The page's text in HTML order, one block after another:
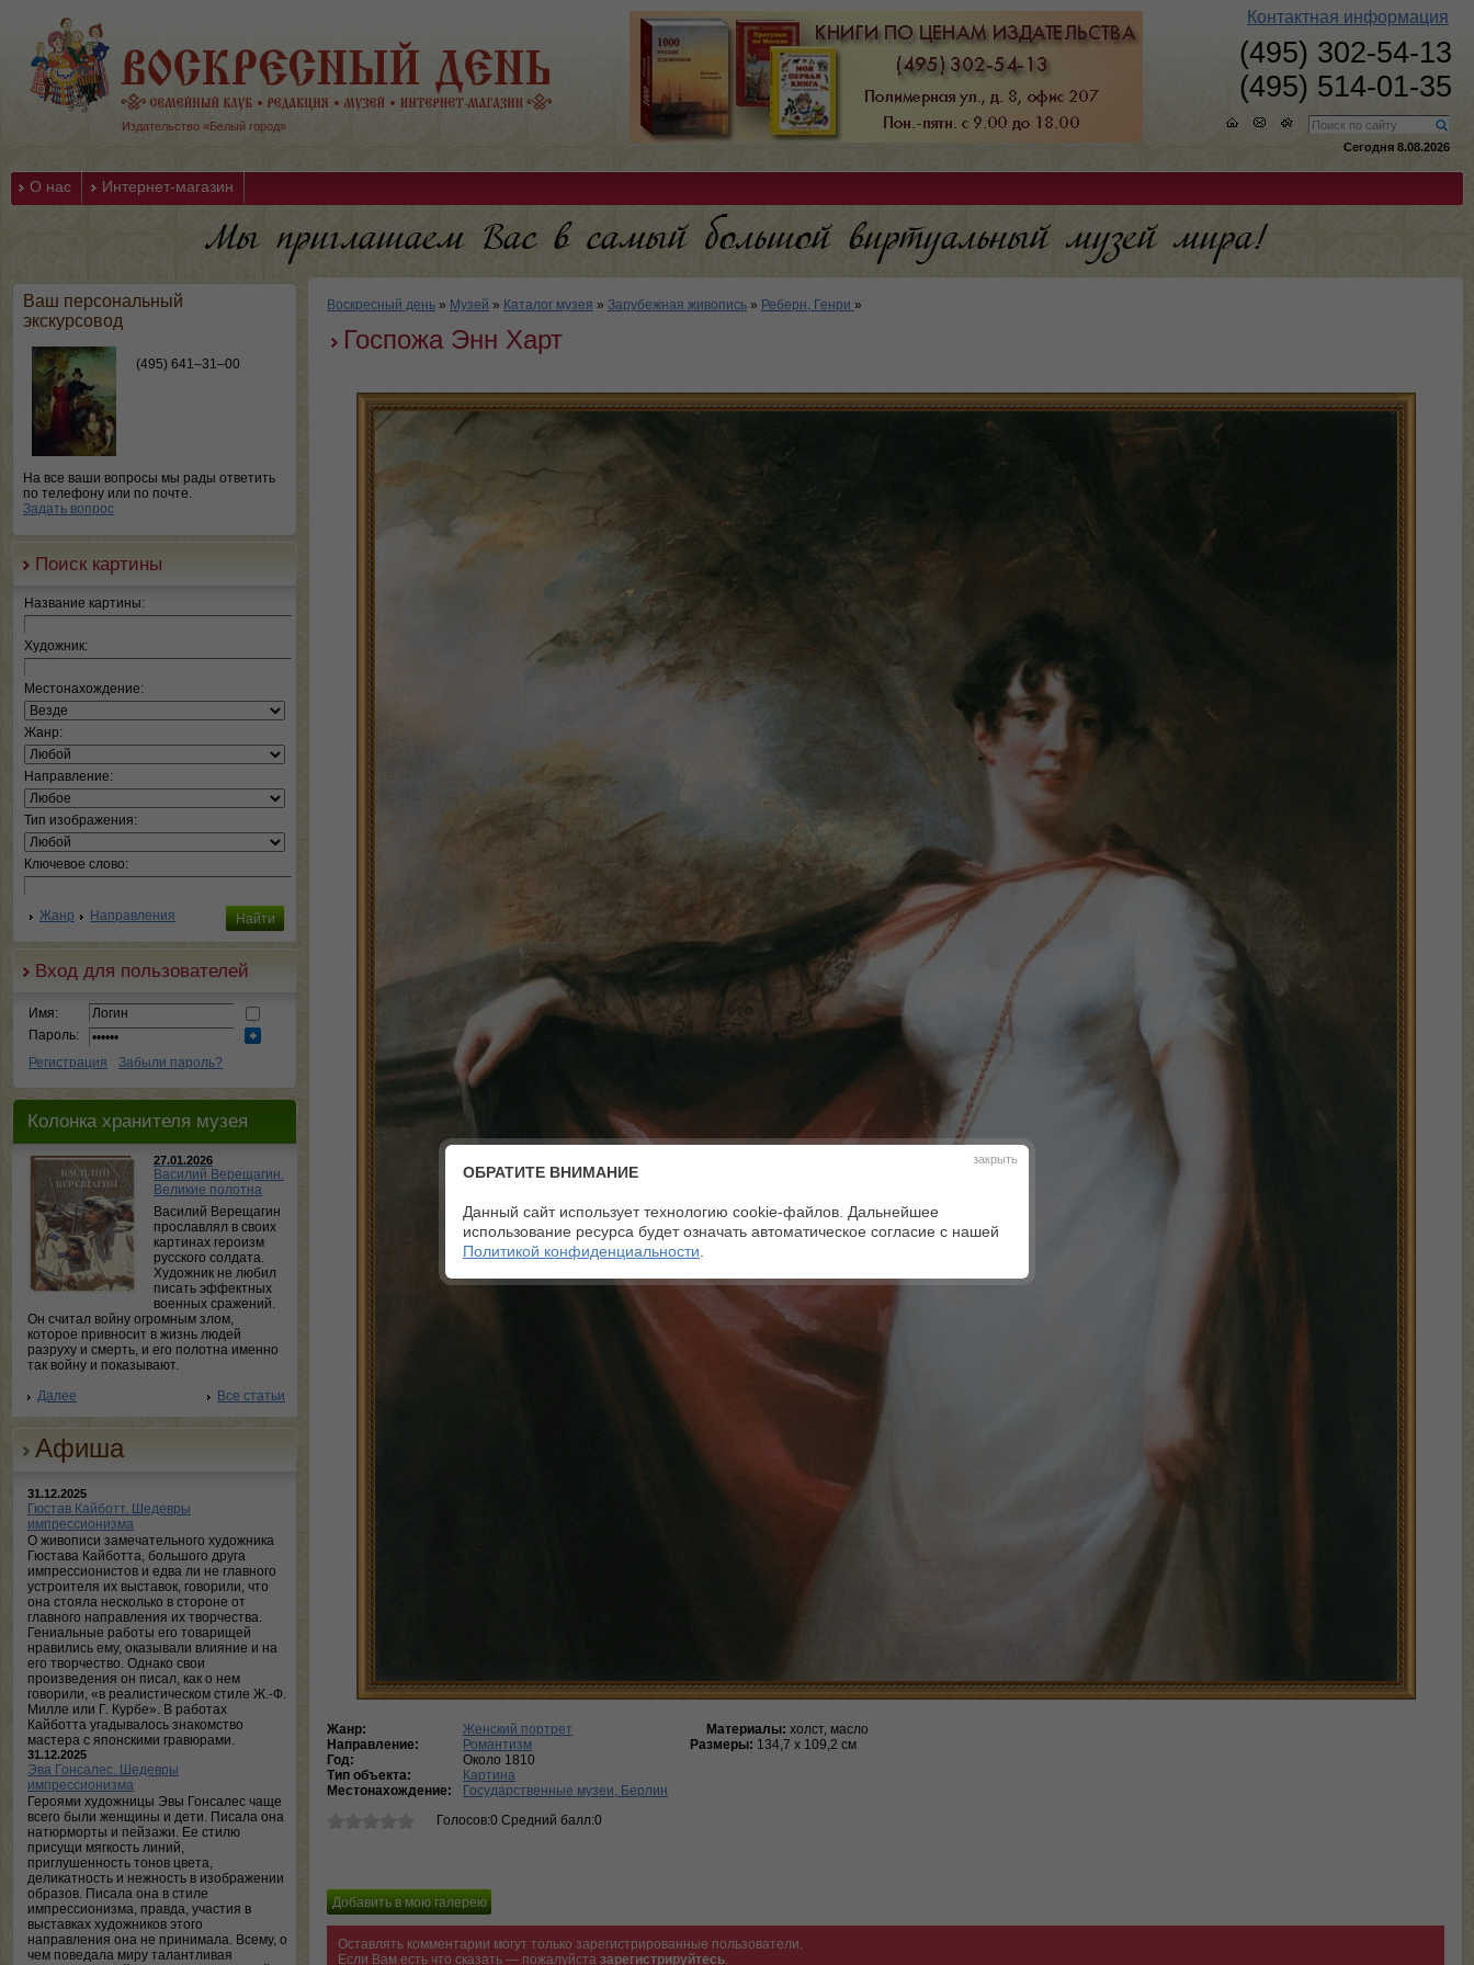
Издательство «Белый город»
Контактная информация
(495) 302-54-13
(495) 514-01-35
Сегодня 8.08.2026
О нас Интернет-магазин
Ваш персональный
экскурсовод
(495) 641–31–00
На все ваши вопросы мы рады ответить
по телефону или по почте.
Задать вопрос
Поиск картины
Название картины:
Художник:
Местонахождение:
Жанр:
Направление:
Тип изображения:
Ключевое слово:
Жанр Направления
Вход для пользователей
Имя:
Пароль:
Регистрация
Забыли пароль?
Колонка хранителя музея
27.01.2026
Василий Верещагин.
Великие полотна
Василий Верещагин
прославлял в своих
картинах героизм
русского солдата.
Художник не любил
писать эффектных
военных сражений.
Он считал войну огромным злом,
которое привносит в жизнь людей
разруху и смерть, и его полотна именно
так войну и показывают.
Далее
Все статьи
Афиша
31.12.2025
Гюстав Кайботт. Шедевры
импрессионизма
О живописи замечательного художника
Гюстава Кайботта, большого друга
импрессионистов и едва ли не главного
устроителя их выставок, говорили, что
она стояла несколько в стороне от
главного направления их творчества.
Гениальные работы его товарищей
нравились ему, оказывали влияние и на
его творчество. Однако свои
произведения он писал, как о нем
говорили, «в реалистическом стиле Ж.-Ф.
Милле или Г. Курбе». В работах
Кайботта угадывалось знакомство
мастера с японскими гравюрами.
31.12.2025
Эва Гонсалес. Шедевры
импрессионизма
Героями художницы Эвы Гонсалес чаще
всего были женщины и дети. Писала она
натюрморты и пейзажи. Ее стилю
присущи мягкость линий,
приглушенность тонов цвета,
деликатность и нежность в изображении
образов. Писала она в стиле
импрессионизма, правда, участия в
выставках художников этого
направления она не принимала. Всему, о
чем поведала миру талантливая
Воскресный день » Музей » Каталог музея » Зарубежная живопись » Реберн, Генри »
Госпожа Энн Харт
Жанр:
Женский портрет
Направление:
Романтизм
Год:
Около 1810
Тип объекта:
Картина
Местонахождение:
Государственные музеи, Берлин
Голосов:0 Средний балл:0
Материалы: холст, масло
Размеры: 134,7 х 109,2 см
Оставлять комментарии могут только зарегистрированные пользователи.
Если Вам есть что сказать — пожалуйста зарегистрируйтесь.
закрыть
ОБРАТИТЕ ВНИМАНИЕ
Данный сайт использует технологию cookie-файлов. Дальнейшее
использование ресурса будет означать автоматическое согласие с нашей
Политикой конфиденциальности